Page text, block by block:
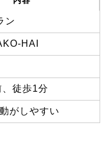
ン
HAI
徒歩1分
がしやすい